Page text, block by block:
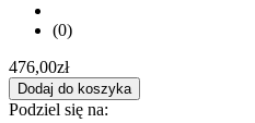
(0)
476,00zł
Dodaj do koszyka
Podziel się na: